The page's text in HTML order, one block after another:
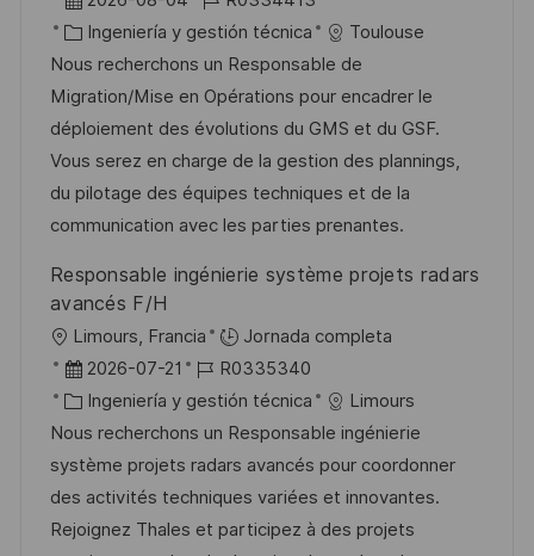
a
ó
n
c
a
c
i
ó
n
e
c
h
a
d
e
p
b
c
i
n
D
d
e
e
m
p
l
o
C
a
t
e
g
o
r
a
Ingeniería y gestión técnica
Toulouse
Nous recherchons un Responsable de
Migration/Mise en Opérations pour encadrer le
déploiement des évolutions du GMS et du GSF.
Vous serez en charge de la gestion des plannings,
du pilotage des équipes techniques et de la
communication avec les parties prenantes.
Responsable ingénierie système projets radars
avancés F/H
U
b
c
a
c
i
Limours, Francia
Jornada completa
F
e
c
h
a
d
2026-07-21
I
D
d
e
e
m
R0335340
C
a
t
e
g
Ingeniería y gestión técnica
Limours
Nous recherchons un Responsable ingénierie
système projets radars avancés pour coordonner
des activités techniques variées et innovantes.
Rejoignez Thales et participez à des projets